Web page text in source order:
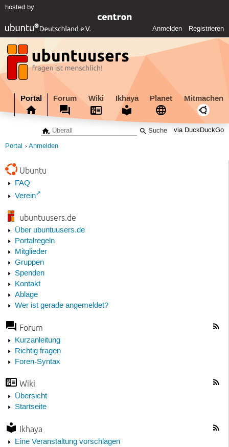
hosted by
Anmelden Registrieren
Portal Forum Wiki Ikhaya Planet Mitmachen
via DuckDuckGo
Portal Anmelden
Ubuntu
FAQ
Verein
ubuntuusers.de
Über ubuntuusers.de
Portalregeln
Mitglieder
Gruppen
Spenden
Kontakt
Ablage
Wer ist gerade angemeldet?
Forum
Kurzanleitung
Richtig fragen
Foren-Syntax
Wiki
Übersicht
Startseite
Ikhaya
Eine Veranstaltung vorschlagen